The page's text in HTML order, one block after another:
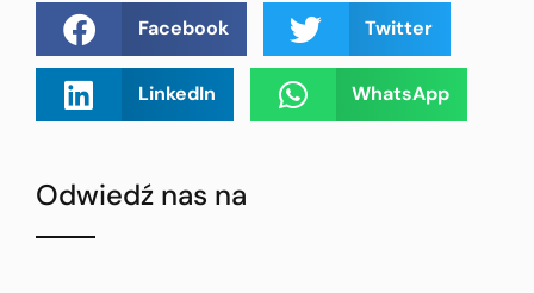
Facebook Twitter
LinkedIn WhatsApp
Odwiedź nas na